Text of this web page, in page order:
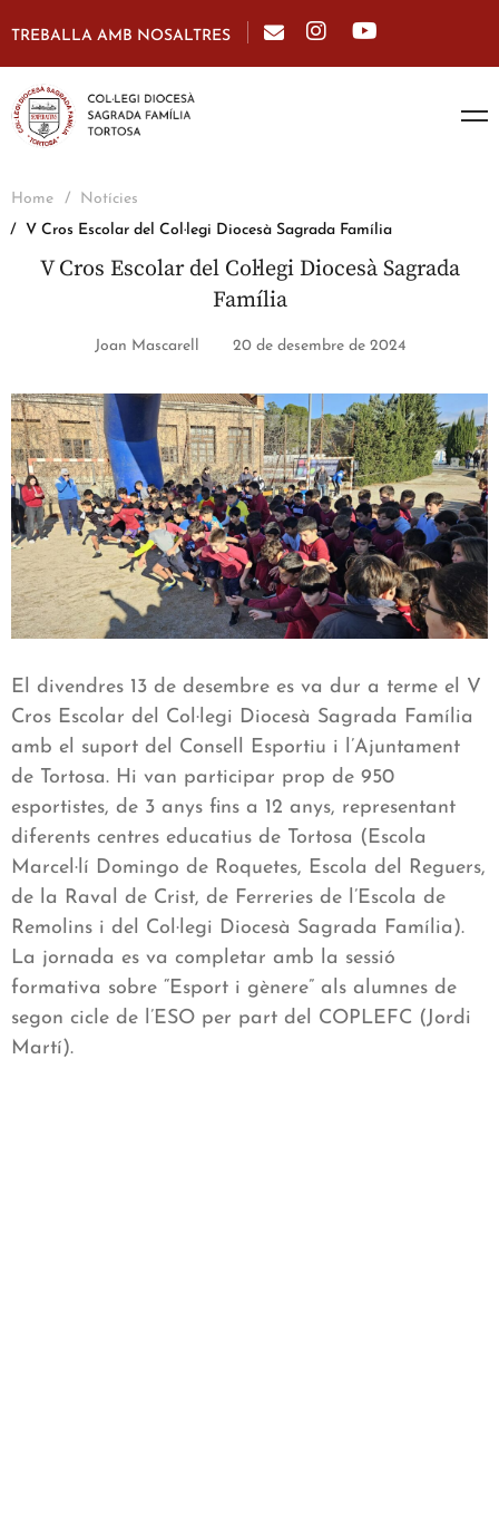
TREBALLA AMB NOSALTRES
Home
Notícies
V Cros Escolar del Col·legi Diocesà Sagrada Família
V Cros Escolar del Col·legi Diocesà Sagrada
Família
Joan Mascarell 20 de desembre de 2024
El divendres 13 de desembre es va dur a terme el V
Cros Escolar del Col·legi Diocesà Sagrada Família
amb el suport del Consell Esportiu i l’Ajuntament
de Tortosa. Hi van participar prop de 950
esportistes, de 3 anys fins a 12 anys, representant
diferents centres educatius de Tortosa (Escola
Marcel·lí Domingo de Roquetes, Escola del Reguers,
de la Raval de Crist, de Ferreries de l’Escola de
Remolins i del Col·legi Diocesà Sagrada Família).
La jornada es va completar amb la sessió
formativa sobre “Esport i gènere” als alumnes de
segon cicle de l’ESO per part del COPLEFC (Jordi
Martí).